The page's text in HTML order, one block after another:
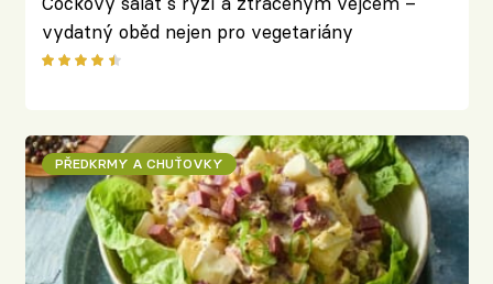
vydatný oběd nejen pro vegetariány
PŘEDKRMY A CHUŤOVKY